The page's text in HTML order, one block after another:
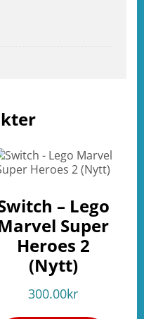
– Lego
Super
Heroes 2
(Nytt)
300.00kr